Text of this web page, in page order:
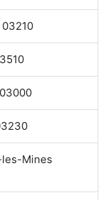
Mines